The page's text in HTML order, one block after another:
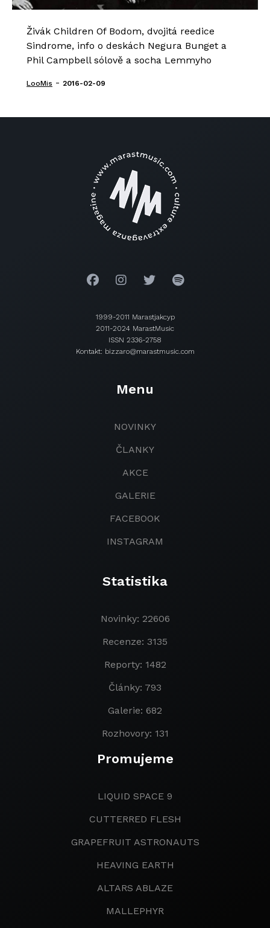
Živák Children Of Bodom, dvojitá reedice
Sindrome, info o deskách Negura Bunget a
Phil Campbell sólově a socha Lemmyho
LooMis - 2016-02-09
1999-2011 Marastjakcyp
2011-2024 MarastMusic
ISSN 2336-2758
Kontakt: bizzaro@marastmusic.com
Menu
NOVINKY
ČLANKY
AKCE
GALERIE
FACEBOOK
INSTAGRAM
Statistika
Novinky: 22606
Recenze: 3135
Reporty: 1482
Články: 793
Galerie: 682
Rozhovory: 131
Promujeme
LIQUID SPACE 9
CUTTERRED FLESH
GRAPEFRUIT ASTRONAUTS
HEAVING EARTH
ALTARS ABLAZE
MALLEPHYR